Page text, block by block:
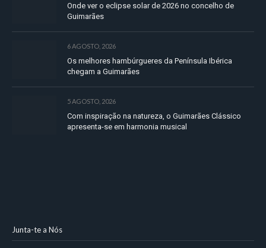
Onde ver o eclipse solar de 2026 no concelho de
Guimarães
6 AGOSTO, 2026
Os melhores hambúrgueres da Península Ibérica
chegam a Guimarães
5 AGOSTO, 2026
Com inspiração na natureza, o Guimarães Clássico
apresenta-se em harmonia musical
Junta-te a Nós